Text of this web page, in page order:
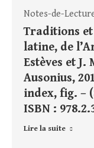
Notes-de-
Traditions et
latine, de
Estèves et J.
Ausonius,
index, fig. –
ISBN :
Lire la suite